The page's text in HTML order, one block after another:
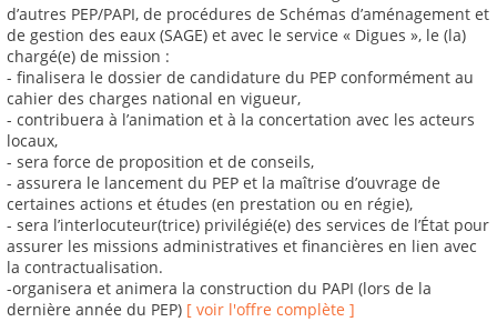
d’autres PEP/PAPI, de procédures de Schémas d’aménagement et
de gestion des eaux (SAGE) et avec le service « Digues », le (la)
chargé(e) de mission :
- finalisera le dossier de candidature du PEP conformément au
cahier des charges national en vigueur,
- contribuera à l’animation et à la concertation avec les acteurs
locaux,
- sera force de proposition et de conseils,
- assurera le lancement du PEP et la maîtrise d’ouvrage de
certaines actions et études (en prestation ou en régie),
- sera l’interlocuteur(trice) privilégié(e) des services de l’État pour
assurer les missions administratives et financières en lien avec
la contractualisation.
-organisera et animera la construction du PAPI (lors de la
dernière année du PEP) [ voir l'offre complète ]